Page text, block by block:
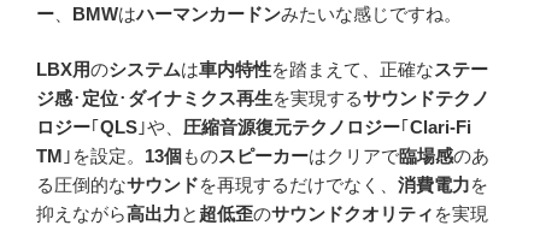
ー
BMWはハーマンカードンみたいな感じですね。
LBX用のシステムは車内特性を踏まえて、正確なステー
ジ感･ 定位･ ダイナミクス再生を実現するサウンドテクノ
ロジー｢QLS ｣や、 圧縮音源復元テクノロジー｢Clari-Fi
TM ｣を設定。 13個 ものスピーカーはクリアで臨場感のあ
る圧倒的なサウンドを再現するだけでなく、 消費電力を
抑えながら高出力と 超低歪のサウンドクオリティ を実現